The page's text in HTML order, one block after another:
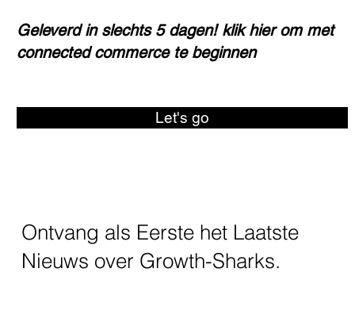
Geleverd in slechts 5 dagen! klik hier om met
connected commerce te beginnen
Let's go
Ontvang als Eerste het Laatste
Nieuws over Growth-Sharks.